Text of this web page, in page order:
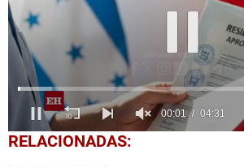
0
seconds
RELACIONADAS: